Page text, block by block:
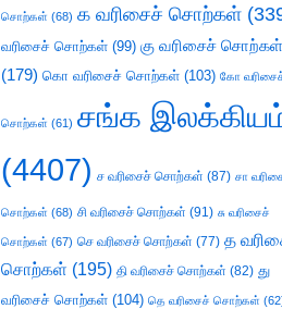
சொற்கள் (68) க வரிசைச் சொற்கள்
வரிசைச் சொற்கள் (99) கு வரிசைச் சொற்கள்
(179) கொ வரிசைச் சொற்கள் (103) கோ
சொற்கள் (61) சங்க
(4407) ச வரிசைச் சொற்கள் (87) சா
சொற்கள் (68) சி வரிசைச் சொற்கள் (91) சு வரிசைச்
சொற்கள் (67) செ வரிசைச் சொற்கள் (77) த
சொற்கள் (195) தி வரிசைச் சொற்கள் (82) து
வரிசைச் சொற்கள் (104) தெ வரிசைச் சொற்கள்